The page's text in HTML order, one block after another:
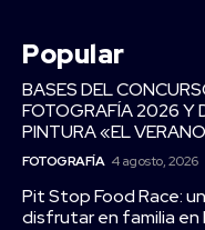
Popular
BASES DEL
FOTOGRAFÍA 2026 Y
PINTURA «EL
FOTOGRAFÍA 4 agosto, 2026
Pit Stop Food Race:
disfrutar en familia en